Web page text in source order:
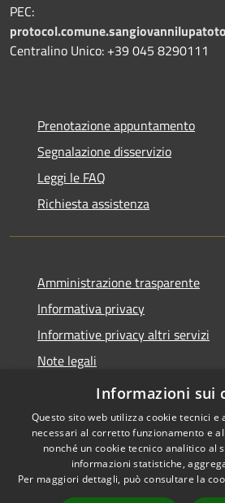
PEC:
Centralino Unico: +39 045 8290111
Prenotazione appuntamento
Segnalazione disservizio
Leggi le FAQ
Richiesta assistenza
Amministrazione trasparente
Informativa privacy
Informative privacy altri servizi
Note legali
Dichiarazione di accessibilità
Accessibilità
Informazioni sui
Questo sito web utilizza cookie tecnici
necessari al corretto funzionamento e
nonché un cookie tecnico analitico al
informazioni statistiche,
Per maggiori dettagli, può consultare la